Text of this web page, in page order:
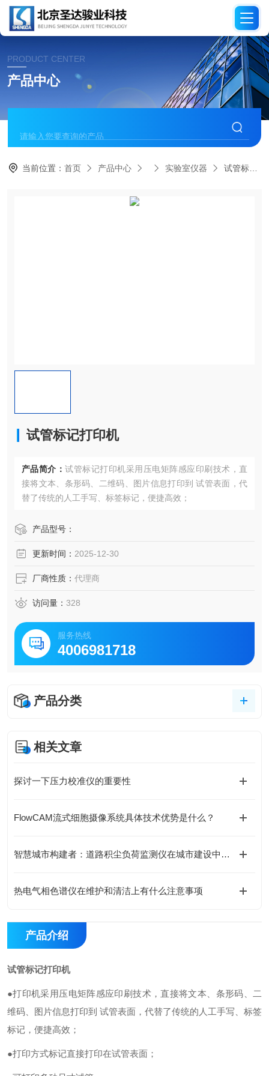
PRODUCT CENTER
产品中心
当前位置：首页 产品中心 实验室仪器 试管标记打印机
试管标记打印机
产品简介： 试管标记打印机采用压电矩阵感应印刷技术，直
接将文本、条形码、二维码、图片信息打印到 试管表面，代
替了传统的人工手写、标签标记，便捷高效；
产品型号：
更新时间： 2025-12-30
厂商性质： 代理商
访问量： 328
服务热线
4006981718
产品分类
相关文章
探讨一下压力校准仪的重要性
FlowCAM流式细胞摄像系统具体技术优势是什么？
智慧城市构建者：道路积尘负荷监测仪在城市建设中的应用
热电气相色谱仪在维护和清洁上有什么注意事项
产品介绍
试管标记打印机
●打印机采用压电矩阵感应印刷技术，直接将文本、条形码、二
维码、图片信息打印到 试管表面，代替了传统的人工手写、标签
标记，便捷高效；
●打印方式标记直接打印在试管表面；